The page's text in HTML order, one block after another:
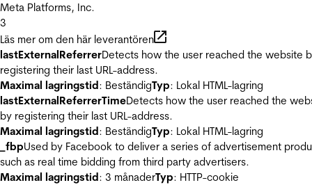
Meta Platforms, Inc.
3
Läs mer om den här leverantören
lastExternalReferrerDetects how the user reached the website
registering their last URL-address.
Maximal lagringstid: BeständigTyp: Lokal HTML-lagring
lastExternalReferrerTimeDetects how the user reached the
by registering their last URL-address.
Maximal lagringstid: BeständigTyp: Lokal HTML-lagring
_fbpUsed by Facebook to deliver a series of advertisement
such as real time bidding from third party advertisers.
Maximal lagringstid: 3 månaderTyp: HTTP-cookie